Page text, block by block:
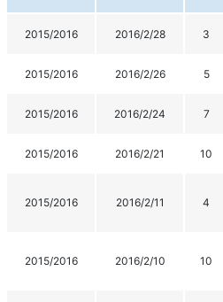
2015/2016 2016/2/28 3
2015/2016 2016/2/26 5
2015/2016 2016/2/24 7
2015/2016 2016/2/21 10
2015/2016 2016/2/11 4
2015/2016 2016/2/10 10